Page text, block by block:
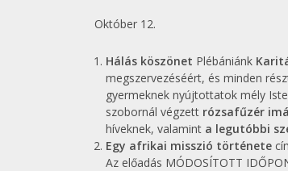
Október 12.
Hálás köszönet Plébániánk
megszervezéséért, és minden
gyermeknek nyújtottatok mély
szobornál végzett rózsafűzér
híveknek, valamint a legutóbbi
Egy afrikai misszió története
Az előadás MÓDOSÍTOTT